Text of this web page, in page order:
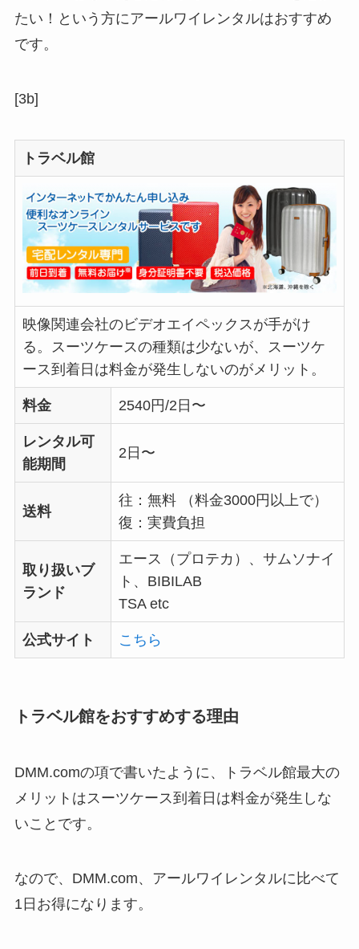
たい！という方にアールワイレンタルはおすすめ
です。
[3b]
トラベル館
映像関連会社のビデオエイペックスが手がけ
る。スーツケースの種類は少ないが、スーツケ
ース到着日は料金が発生しないのがメリット。
料金 2540円/2日〜
レンタル可
能期間
2日〜
送料
往：無料 （料金3000円以上で）
復：実費負担
取り扱いブ
ランド
エース（プロテカ）、サムソナイ
ト、BIBILAB
TSA etc
公式サイト こちら
トラベル館をおすすめする理由
DMM.comの項で書いたように、トラベル館最大の
メリットはスーツケース到着日は料金が発生しな
いことです。
なので、DMM.com、アールワイレンタルに比べて
1日お得になります。